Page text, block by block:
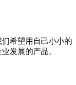
希望用自己小小的
发展的产品。